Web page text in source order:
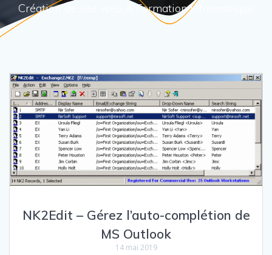
Création de site web & Formation informatique
NK2Edit – Gérez l’auto-complétion de
MS Outlook
14 mai 2019